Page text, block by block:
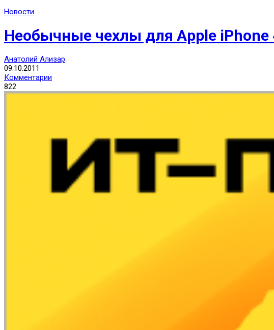
Новости
Необычные чехлы для Apple iPhone
Анатолий Ализар
09.10.2011
Комментарии
822